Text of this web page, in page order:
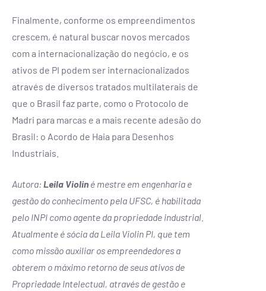
Finalmente, conforme os empreendimentos
crescem, é natural buscar novos mercados
com a internacionalização do negócio, e os
ativos de PI podem ser internacionalizados
através de diversos tratados multilaterais de
que o Brasil faz parte, como o Protocolo de
Madri para marcas e a mais recente adesão do
Brasil: o Acordo de Haia para Desenhos
Industriais.
Autora: Leila Violin é mestre em engenharia e
gestão do conhecimento pela UFSC, é habilitada
pelo INPI como agente da propriedade industrial.
Atualmente é sócia da Leila Violin PI, que tem
como missão auxiliar os empreendedores a
obterem o máximo retorno de seus ativos de
Propriedade Intelectual, através de gestão e